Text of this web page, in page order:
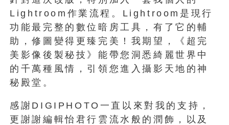
Lightroom作業流程。Lightroom是現行
功能最完整的數位暗房工具，有了它的輔
助，修圖變得更臻完美！我期望，《超完
美影像後製秘技》能帶您洞悉綺麗世界中
的千萬種風情，引領您進入攝影天地的神
秘殿堂。
感謝DIGIPHOTO一直以來對我的支持，
更謝謝編輯怡君行雲流水般的潤飾，以及